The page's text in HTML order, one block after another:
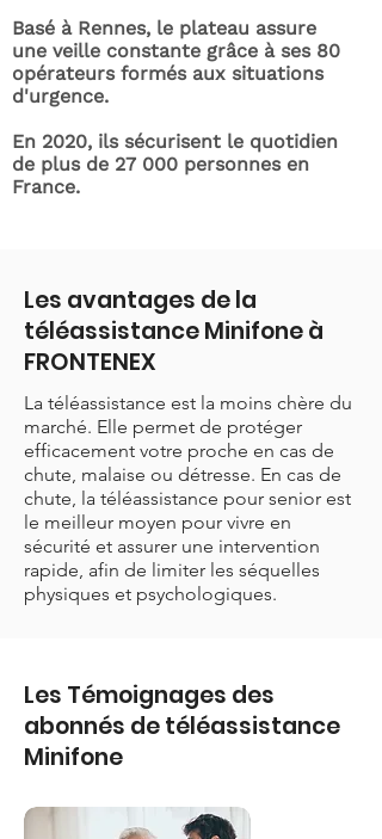
Basé à Rennes, le plateau assure
une veille constante grâce à ses 80
opérateurs formés aux situations
d'urgence.
En 2020, ils sécurisent le quotidien
de plus de 27 000 personnes en
France.
Les avantages de la
téléassistance Minifone à
FRONTENEX
La téléassistance est la moins chère du
marché. Elle permet de protéger
efficacement votre proche en cas de
chute, malaise ou détresse. En cas de
chute, la téléassistance pour senior est
le meilleur moyen pour vivre en
sécurité et assurer une intervention
rapide, afin de limiter les séquelles
physiques et psychologiques.
Les Témoignages des
abonnés de téléassistance
Minifone